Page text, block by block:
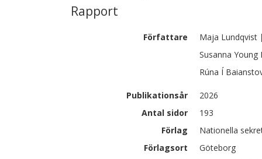
Rapport
Författare Maja Lundqvist
Susanna Young
Rúna Í
Publikationsår
2026
Antal sidor
193
Förlag
Nationella
Förlagsort
Göteborg